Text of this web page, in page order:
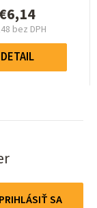
0,0
z
hviezdičiek.
bez DPH
Jednotková
cena:
DETAIL
PRIHLÁSIŤ SA